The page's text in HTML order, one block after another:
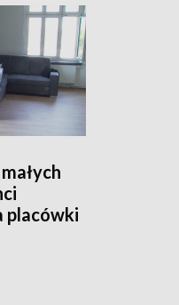
placówki